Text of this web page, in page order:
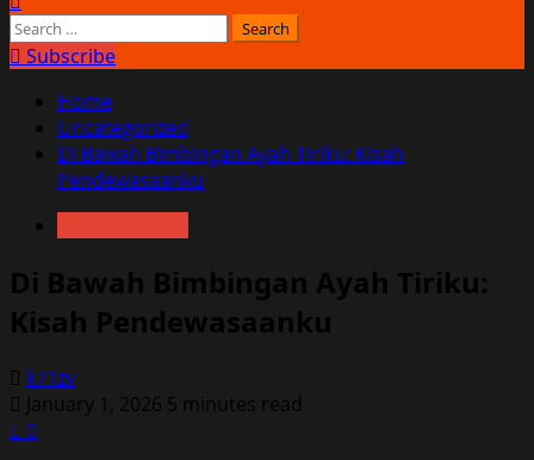
Search
for:Subscribe
Home
Uncategorized
Di Bawah Bimbingan Ayah Tiriku: Kisah
Pendewasaanku
Di Bawah Bimbingan Ayah Tiriku:
Kisah Pendewasaanku
k71zv
January 1, 2026 5 minutes read
0